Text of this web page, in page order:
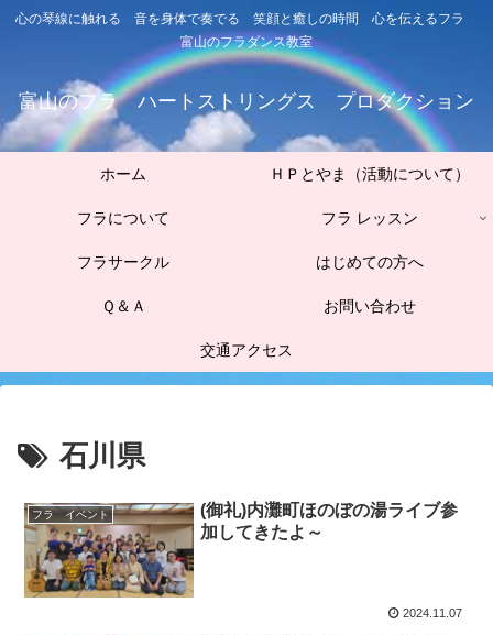
心の琴線に触れる 音を身体で奏でる 笑顔と癒しの時間 心を伝えるフラ
富山のフラダンス教室
富山のフラ ハートストリングス プロダクション
ホーム ＨＰとやま（活動について）
フラについて フラ レッスン
フラサークル はじめての方へ
Ｑ＆Ａ お問い合わせ
交通アクセス
石川県
フラ イベント
(御礼)内灘町ほのぼの湯ライブ参
加してきたよ～
2024.11.07